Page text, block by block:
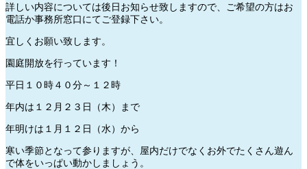
詳しい内容については後日お知らせ致しますので、ご希望の方はお
電話か事務所窓口にてご登録下さい。
宜しくお願い致します。
園庭開放を行っています！
平日１０時４０分～１２時
年内は１２月２３日（木）まで
年明けは１月１２日（水）から
寒い季節となって参りますが、屋内だけでなくお外でたくさん遊ん
で体をいっぱい動かしましょう。